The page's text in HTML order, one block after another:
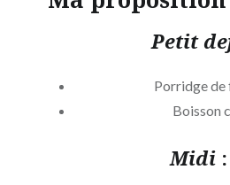
Petit
Porridge
Boisson
Midi: